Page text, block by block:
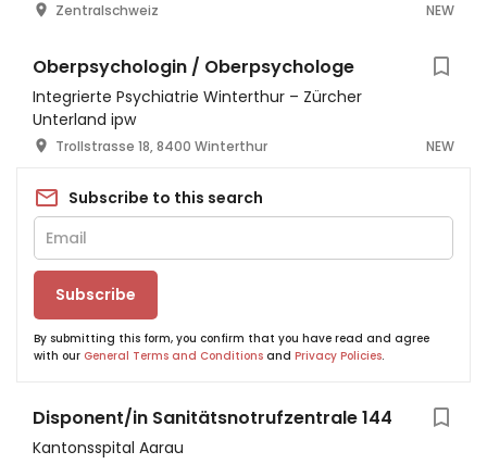
Zentralschweiz NEW
Oberpsychologin / Oberpsychologe
Integrierte Psychiatrie Winterthur – Zürcher
Unterland ipw
Trollstrasse 18, 8400 Winterthur NEW
Subscribe to this search
Subscribe
By submitting this form, you confirm that you have read and agree
with our General Terms and Conditions and Privacy Policies.
Disponent/in Sanitätsnotrufzentrale 144
Kantonsspital Aarau